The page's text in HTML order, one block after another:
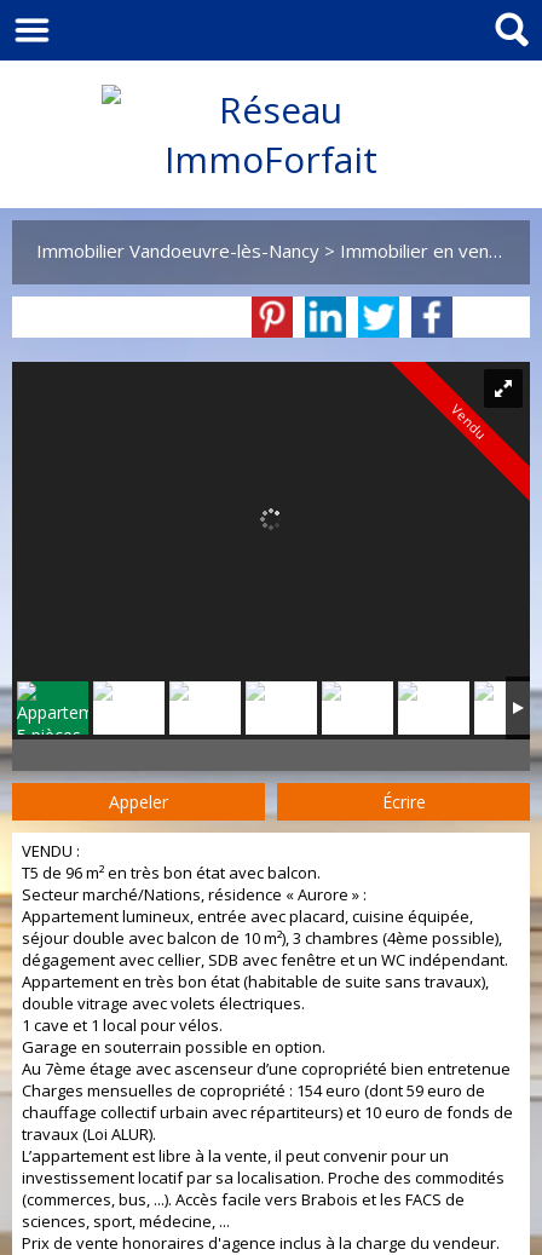
Immobilier Vandoeuvre-lès-Nancy > Immobilier en vente Vandoeuvre-lès-Nancy
Vendu
Appeler Écrire
VENDU :
T5 de 96 m² en très bon état avec balcon.
Secteur marché/Nations, résidence « Aurore » :
Appartement lumineux, entrée avec placard, cuisine équipée,
séjour double avec balcon de 10 m²), 3 chambres (4ème possible),
dégagement avec cellier, SDB avec fenêtre et un WC indépendant.
Appartement en très bon état (habitable de suite sans travaux),
double vitrage avec volets électriques.
1 cave et 1 local pour vélos.
Garage en souterrain possible en option.
Au 7ème étage avec ascenseur d’une copropriété bien entretenue
Charges mensuelles de copropriété : 154 euro (dont 59 euro de
chauffage collectif urbain avec répartiteurs) et 10 euro de fonds de
travaux (Loi ALUR).
L’appartement est libre à la vente, il peut convenir pour un
investissement locatif par sa localisation. Proche des commodités
(commerces, bus, ...). Accès facile vers Brabois et les FACS de
sciences, sport, médecine, ...
Prix de vente honoraires d'agence inclus à la charge du vendeur.